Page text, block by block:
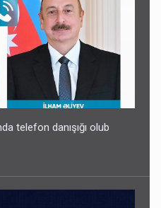
telefon danışığı olub